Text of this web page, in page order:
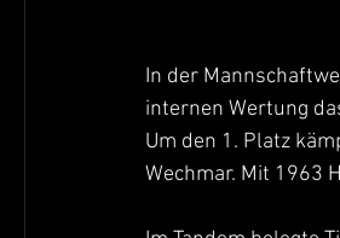
In der
internen Wertung
Um den 1. Platz
Wechmar. Mit 1963